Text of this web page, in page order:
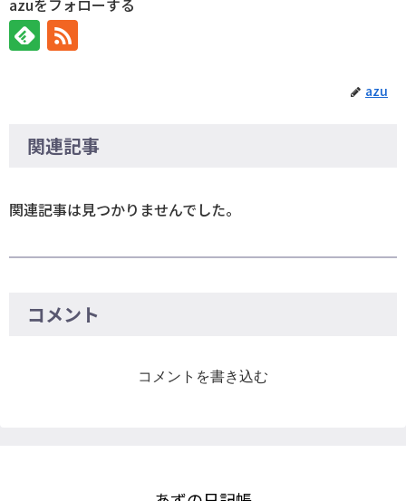
azu
関連記事
関連記事は見つかりませんでした。
コメント
コメントを書き込む